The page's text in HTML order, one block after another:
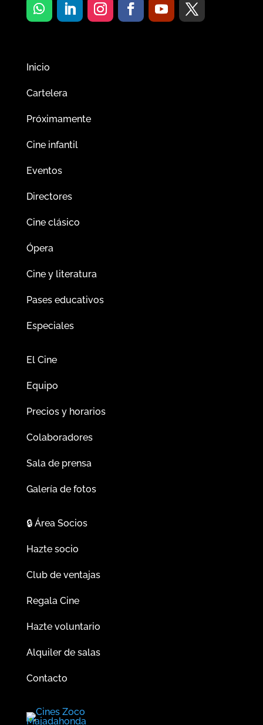
Inicio
Cartelera
Próximamente
Cine infantil
Eventos
Directores
Cine clásico
Ópera
Cine y literatura
Pases educativos
Especiales
El Cine
Equipo
Precios y horarios
Colaboradores
Sala de prensa
Galería de fotos
🔒Área Socios
Hazte socio
Club de ventajas
Regala Cine
Hazte voluntario
Alquiler de salas
Contacto